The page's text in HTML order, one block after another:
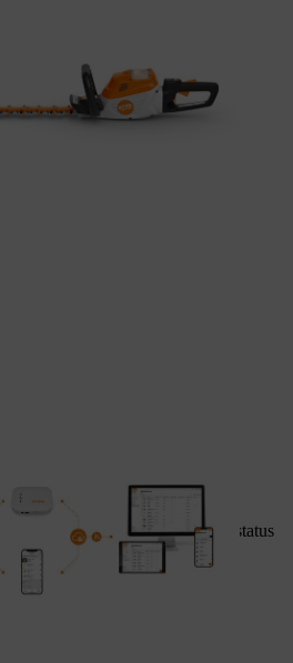
en optimaliseer je
ook zijn.
slimmer
automatisch de laadcycli, accustatus
Integratie met onze
dat gegevens niet alleen worden
gebruikt: